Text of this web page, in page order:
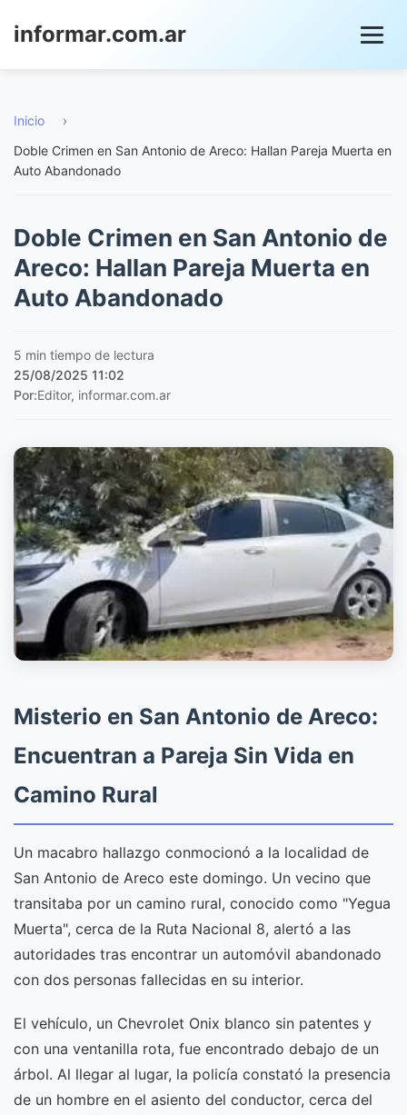
informar.com.ar
Inicio
›
Doble Crimen en San Antonio de Areco: Hallan Pareja Muerta en
Auto Abandonado
Doble Crimen en San Antonio de
Areco: Hallan Pareja Muerta en
Auto Abandonado
5 min tiempo de lectura
25/08/2025 11:02
Por:Editor, informar.com.ar
Misterio en San Antonio de Areco:
Encuentran a Pareja Sin Vida en
Camino Rural
Un macabro hallazgo conmocionó a la localidad de
San Antonio de Areco este domingo. Un vecino que
transitaba por un camino rural, conocido como "Yegua
Muerta", cerca de la Ruta Nacional 8, alertó a las
autoridades tras encontrar un automóvil abandonado
con dos personas fallecidas en su interior.
El vehículo, un Chevrolet Onix blanco sin patentes y
con una ventanilla rota, fue encontrado debajo de un
árbol. Al llegar al lugar, la policía constató la presencia
de un hombre en el asiento del conductor, cerca del